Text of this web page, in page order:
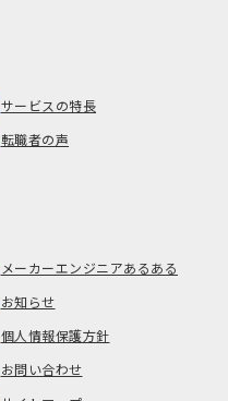
サービスの特長
転職者の声
メーカーエンジニアあるある
お知らせ
個人情報保護方針
お問い合わせ